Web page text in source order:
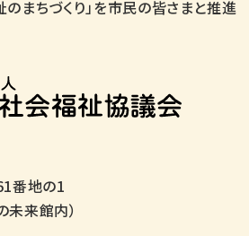
のまちづくり」を市民の皆さまと推進
番地の1
未来館内）